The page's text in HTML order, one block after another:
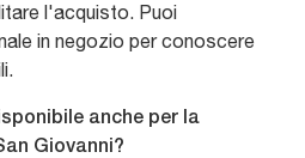
l'acquisto. Puoi
in negozio per conoscere
anche per la
Giovanni?